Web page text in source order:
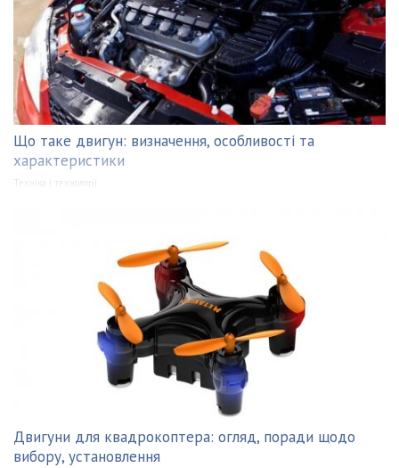
Що таке двигун: визначення, особливості та
характеристики
Техніка і технології
Двигуни для квадрокоптера: огляд, поради щодо
вибору, установлення